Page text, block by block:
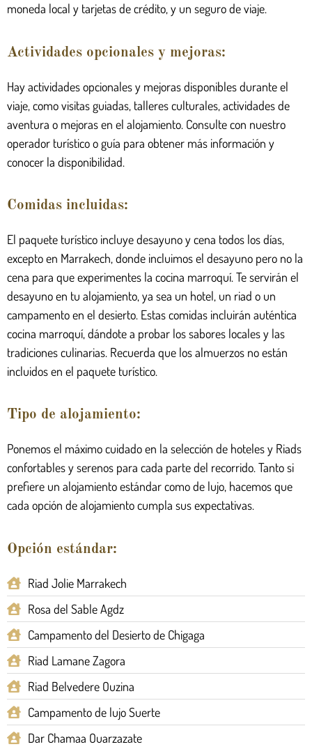
moneda local y tarjetas de crédito, y un seguro de viaje.
Actividades opcionales y mejoras:
Hay actividades opcionales y mejoras disponibles durante el
viaje, como visitas guiadas, talleres culturales, actividades de
aventura o mejoras en el alojamiento. Consulte con nuestro
operador turístico o guía para obtener más información y
conocer la disponibilidad.
Comidas incluidas:
El paquete turístico incluye desayuno y cena todos los días,
excepto en Marrakech, donde incluimos el desayuno pero no la
cena para que experimentes la cocina marroquí. Te servirán el
desayuno en tu alojamiento, ya sea un hotel, un riad o un
campamento en el desierto. Estas comidas incluirán auténtica
cocina marroquí, dándote a probar los sabores locales y las
tradiciones culinarias. Recuerda que los almuerzos no están
incluidos en el paquete turístico.
Tipo de alojamiento:
Ponemos el máximo cuidado en la selección de hoteles y Riads
confortables y serenos para cada parte del recorrido. Tanto si
prefiere un alojamiento estándar como de lujo, hacemos que
cada opción de alojamiento cumpla sus expectativas.
Opción estándar:
Riad Jolie Marrakech
Rosa del Sable Agdz
Campamento del Desierto de Chigaga
Riad Lamane Zagora
Riad Belvedere Ouzina
Campamento de lujo Suerte
Dar Chamaa Ouarzazate